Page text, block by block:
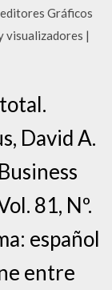
Gráficos
visualizadores |
David A.
81, Nº.
español
entre